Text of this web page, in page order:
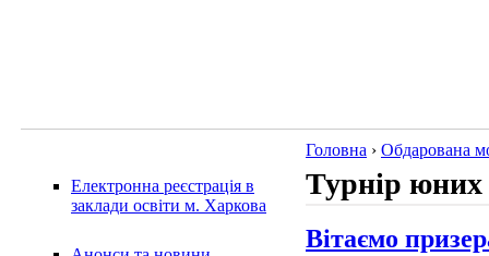
Електронна реєстрація в
заклади освіти м. Харкова
Головна › Обдарована
Турнір юних
Вітаємо